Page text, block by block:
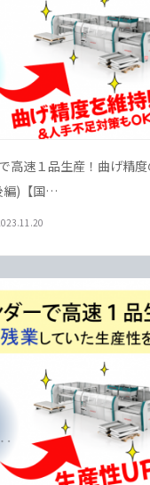
高速１品生産！曲げ精
編)【国…